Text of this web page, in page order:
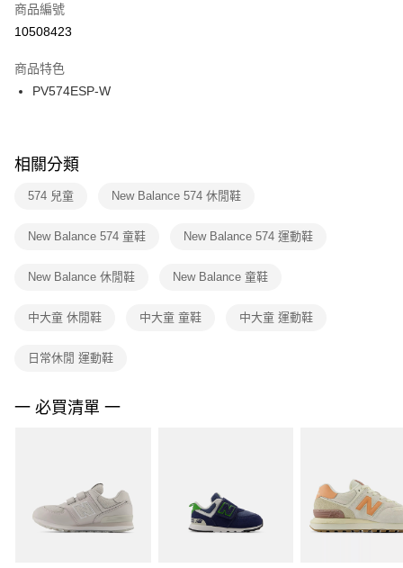
【「AFTEE先享後付」結帳流程】
１．於結帳方式選擇「AFTEE先享後付」後，將跳轉至「AFTEE先享後付」
２．訂單成立數日內，您將收到繳費通知簡訊。
３．收到繳費通知簡訊後14天內，點擊此簡訊中的連結，可透過四大超商／
ATM／網路銀行／等多元方式進行付款，方視為交易完成。
※ 交易是否成功請以「AFTEE先享後付 」之結帳頁面顯示為準，若有關於
是否繳費成功／繳費後需取消欲退款等相關疑問，請聯繫「AFTEE先享後付
客戶支援中心」
https://netprotections.freshdesk.com/support/home
１．透過由恩沛科技股份有限公司提供之「AFTEE先享後付」服務完成之交
權轉讓予恩沛科技股份有限公司。
３．未成年的使用者請事先徵得法定代理人或監護人之同意方可使用
任。
請求用戶進行身份認證。
５．嚴禁一人註冊多個帳號或使用他人資訊註冊。若發現惡意使用之情形，
宅配
每筆NT$100，滿NT$1,500(含以上)免運費
付款後門市自取
每筆NT$100，滿NT$1,500(含以上)免運費
商品編號
10508423
商品特色
PV574ESP-W
相關分類
574 兒童 New Balance 574 休閒鞋
New Balance 574 童鞋 New Balance 574 運動鞋
New Balance 休閒鞋 New Balance 童鞋
中大童 休閒鞋 中大童 童鞋 中大童 運動鞋
日常休閒 運動鞋
一 必買清單 一